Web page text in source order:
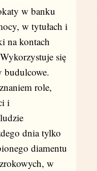
w banku
w tytułach i
na kontach
się
budulcowe.
role,
i
dnia tylko
diamentu
w